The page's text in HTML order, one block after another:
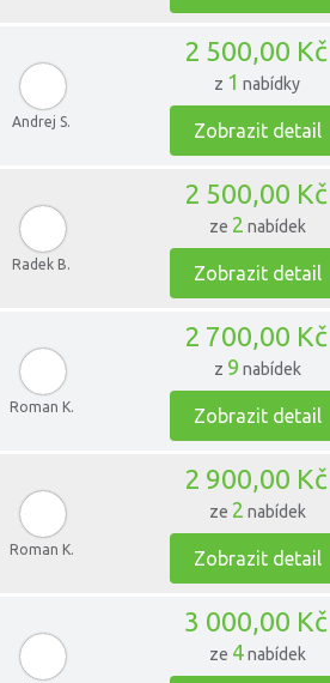
Andrej S.
2 500,00 Kč
z 1 nabídky
Zobrazit detail
Radek B.
2 500,00 Kč
ze 2 nabídek
Zobrazit detail
Roman K.
2 700,00 Kč
z 9 nabídek
Zobrazit detail
Roman K.
2 900,00 Kč
ze 2 nabídek
Zobrazit detail
3 000,00 Kč
ze 4nabídek